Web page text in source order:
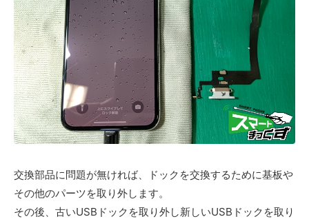
交換部品に問題が無ければ、ドックを交換するために基板や
その他のパーツを取り外します。
その後、古いUSBドックを取り外し新しいUSBドックを取り